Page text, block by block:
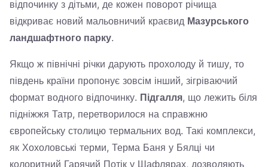
відпочинку з дітьми, де кожен поворот річища
відкриває новий мальовничий краєвид Мазурського
ландшафтного парку.
Якщо ж північні річки дарують прохолоду й тишу, то
південь країни пропонує зовсім інший, зігріваючий
формат водного відпочинку. Підгалля, що лежить біля
підніжжя Татр, перетворилося на справжню
європейську столицю термальних вод. Такі комплекси,
як Хохоловські терми, Терма Баня у Бялці чи
колоритний Гарячий Потік у Шафлярах, дозволяють